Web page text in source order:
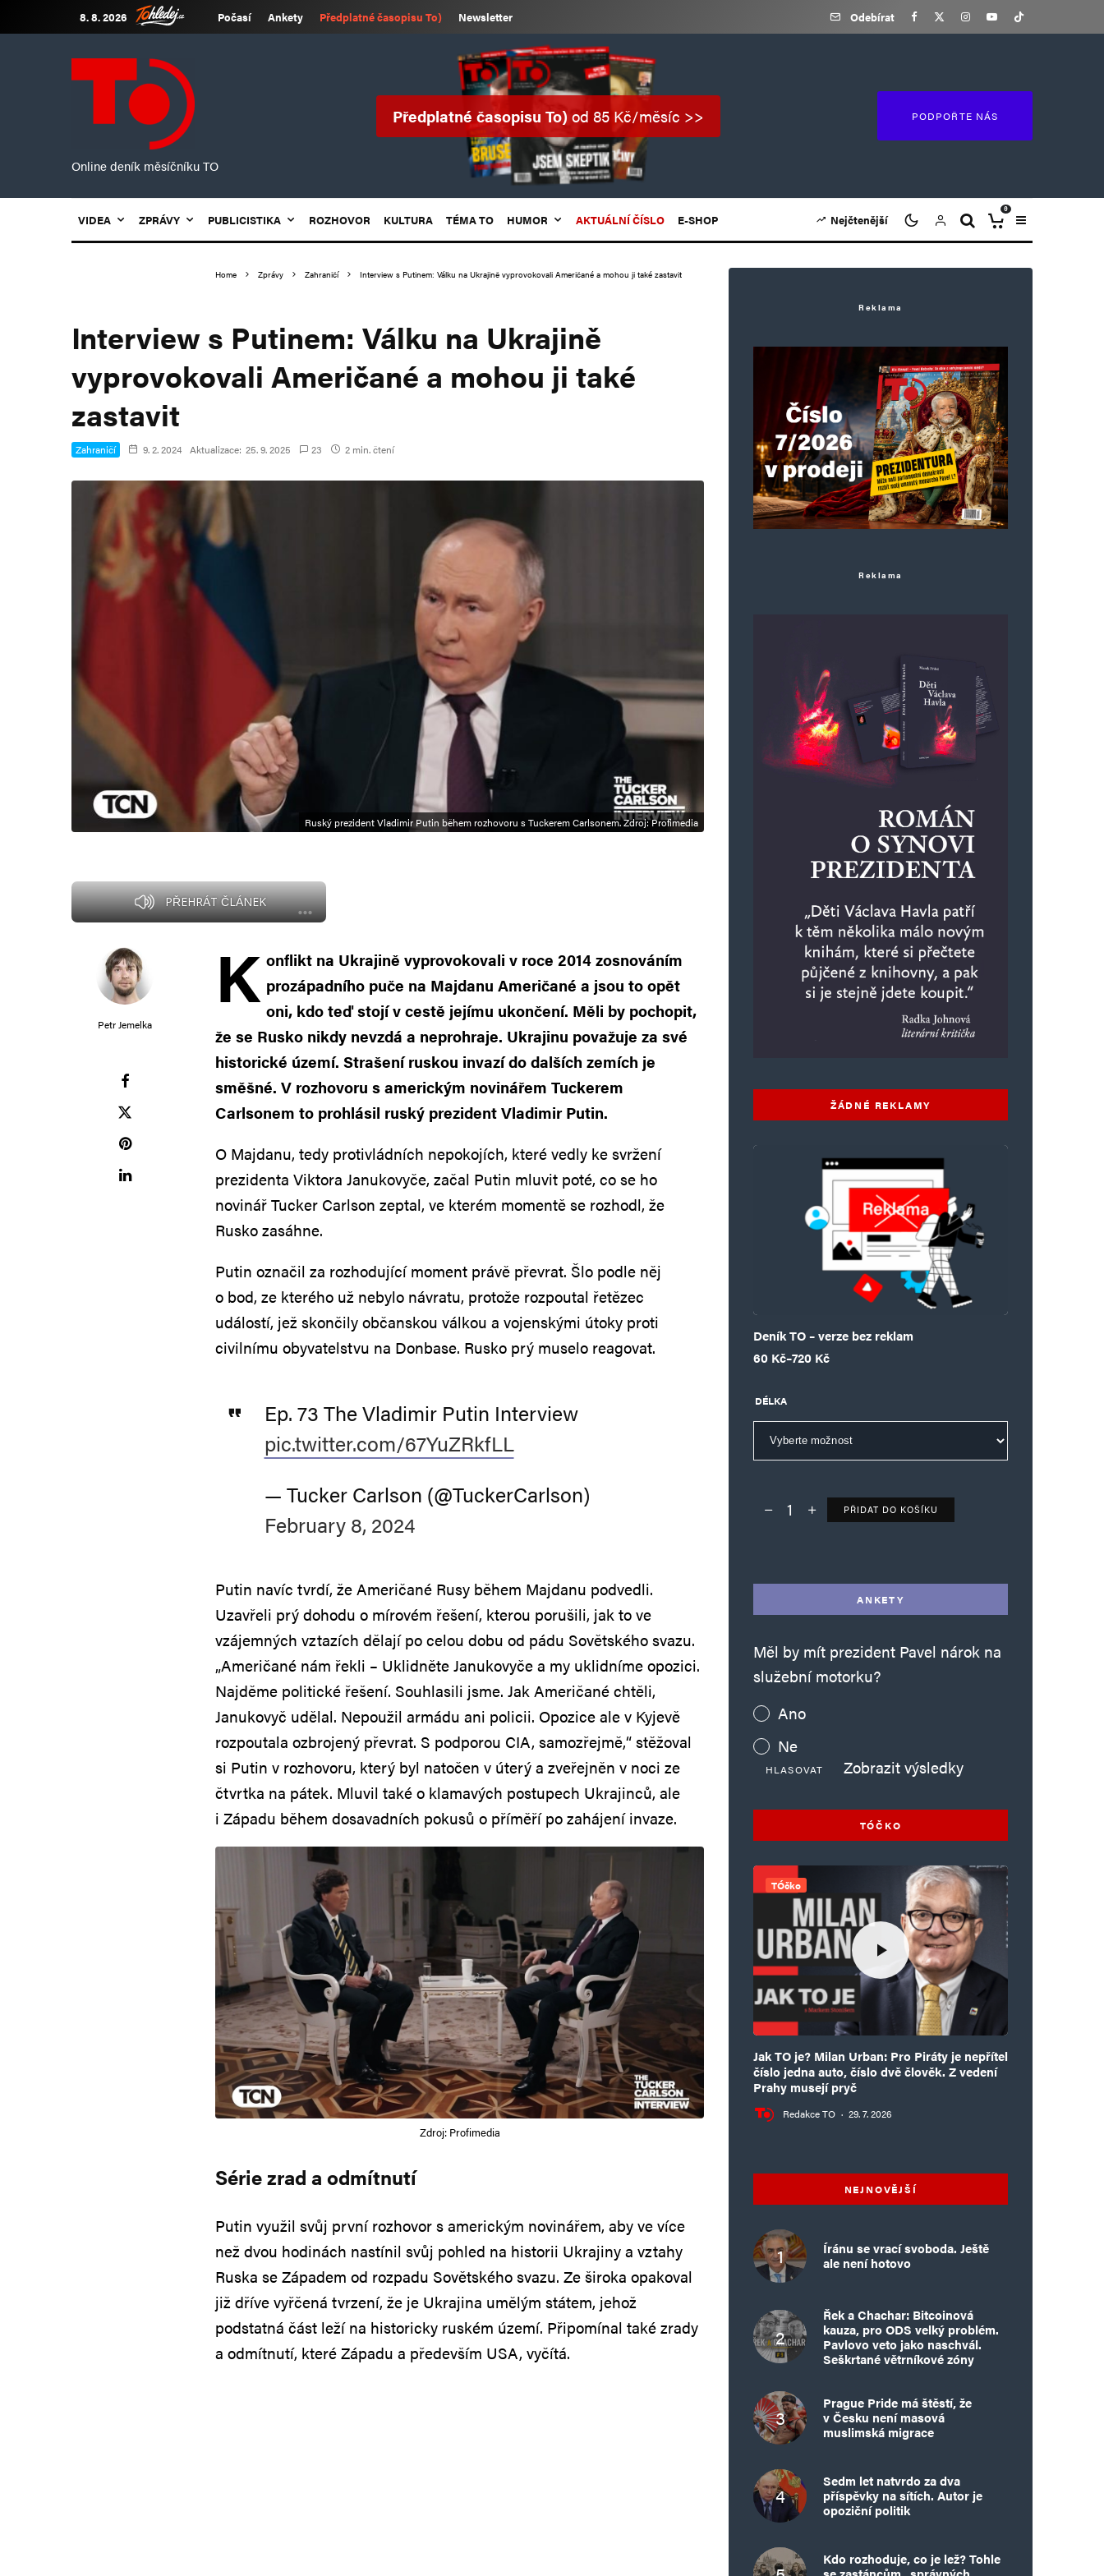
8. 8. 2026 Počasí Ankety Předplatné časopisu To) Newsletter Odebírat
Online deník měsíčníku TO
Předplatné časopisu To)od 85 Kč/měsíc >> PODPOŘTE NÁS
VIDEA ZPRÁVY PUBLICISTIKA ROZHOVOR KULTURA TÉMA TO HUMOR AKTUÁLNÍ ČÍSLO E-SHOP Nejčtenější
0
Home Zprávy Zahraničí Interview s Putinem: Válku na Ukrajině vyprovokovali Američané a mohou ji také zastavit
Interview s Putinem: Válku na Ukrajině
vyprovokovali Američané a mohou ji také
zastavit
Zahraničí 9. 2. 2024 Aktualizace: 25. 9. 2025 23 2 min. čtení
Ruský prezident Vladimir Putin během rozhovoru s Tuckerem Carlsonem. Zdroj: Profimedia
PŘEHRÁT ČLÁNEK
Petr Jemelka
K onflikt na Ukrajině vyprovokovali v roce 2014 zosnováním
prozápadního puče na Majdanu Američané a jsou to opět
oni, kdo teď stojí v cestě jejímu ukončení. Měli by pochopit,
že se Rusko nikdy nevzdá a neprohraje. Ukrajinu považuje za své
historické území. Strašení ruskou invazí do dalších zemích je
směšné. V rozhovoru s americkým novinářem Tuckerem
Carlsonem to prohlásil ruský prezident Vladimir Putin.
O Majdanu, tedy protivládních nepokojích, které vedly ke svržení
prezidenta Viktora Janukovyče, začal Putin mluvit poté, co se ho
novinář Tucker Carlson zeptal, ve kterém momentě se rozhodl, že
Rusko zasáhne.
Putin označil za rozhodující moment právě převrat. Šlo podle něj
o bod, ze kterého už nebylo návratu, protože rozpoutal řetězec
událostí, jež skončily občanskou válkou a vojenskými útoky proti
civilnímu obyvatelstvu na Donbase. Rusko prý muselo reagovat.
Ep. 73 The Vladimir Putin Interview
pic.twitter.com/67YuZRkfLL
— Tucker Carlson (@TuckerCarlson)
February 8, 2024
Putin navíc tvrdí, že Američané Rusy během Majdanu podvedli.
Uzavřeli prý dohodu o mírovém řešení, kterou porušili, jak to ve
vzájemných vztazích dělají po celou dobu od pádu Sovětského svazu.
„Američané nám řekli – Uklidněte Janukovyče a my uklidníme opozici.
Najděme politické řešení. Souhlasili jsme. Jak Američané chtěli,
Janukovyč udělal. Nepoužil armádu ani policii. Opozice ale v Kyjevě
rozpoutala ozbrojený převrat. S podporou CIA, samozřejmě,“ stěžoval
si Putin v rozhovoru, který byl natočen v úterý a zveřejněn v noci ze
čtvrtka na pátek. Mluvil také o klamavých postupech Ukrajinců, ale
i Západu během dosavadních pokusů o příměří po zahájení invaze.
Zdroj: Profimedia
Série zrad a odmítnutí
Putin využil svůj první rozhovor s americkým novinářem, aby ve více
než dvou hodinách nastínil svůj pohled na historii Ukrajiny a vztahy
Ruska se Západem od rozpadu Sovětského svazu. Ze široka opakoval
již dříve vyřčená tvrzení, že je Ukrajina umělým státem, jehož
podstatná část leží na historicky ruském území. Připomínal také zrady
a odmítnutí, které Západu a především USA, vyčítá.
Reklama
Reklama
ŽÁDNÉ REKLAMY
Deník TO – verze bez reklam
60 Kč–720 Kč
Rozpětí cen: 60 Kč až 720 Kč
DÉLKA
Deník TO – verze bez reklam množství
PŘIDAT DO KOŠÍKU
ANKETY
Měl by mít prezident Pavel nárok na
služební motorku?
Ano
Ne
HLASOVAT Zobrazit výsledky
TÓČKO
TÓčko
Jak TO je? Milan Urban: Pro Piráty je nepřítel
číslo jedna auto, číslo dvě člověk. Z vedení
Prahy musejí pryč
Redakce TO · 29. 7. 2026
NEJNOVĚJŠÍ
Íránu se vrací svoboda. Ještě
ale není hotovo
Řek a Chachar: Bitcoinová
kauza, pro ODS velký problém.
Pavlovo veto jako naschvál.
Seškrtané větrníkové zóny
Prague Pride má štěstí, že
v Česku není masová
muslimská migrace
Sedm let natvrdo za dva
příspěvky na sítích. Autor je
opoziční politik
Kdo rozhoduje, co je lež? Tohle